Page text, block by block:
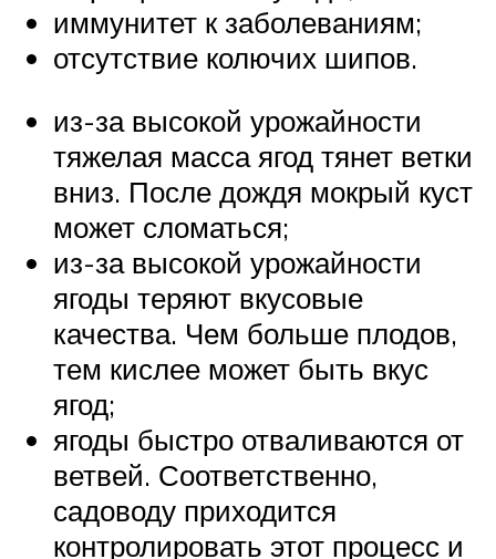
иммунитет к заболеваниям;
отсутствие колючих шипов.
из-за высокой урожайности
тяжелая масса ягод тянет ветки
вниз. После дождя мокрый куст
может сломаться;
из-за высокой урожайности
ягоды теряют вкусовые
качества. Чем больше плодов,
тем кислее может быть вкус
ягод;
ягоды быстро отваливаются от
ветвей. Соответственно,
садоводу приходится
контролировать этот процесс и